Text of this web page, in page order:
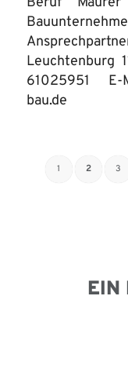
Leuchtenburg
61025951 E-
bau.de
1 2 3
EIN